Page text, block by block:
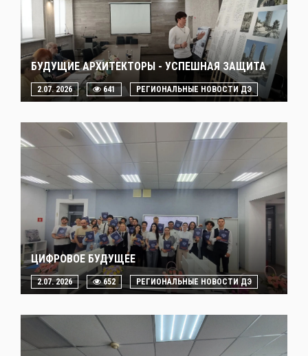
БУДУЩИЕ АРХИТЕКТОРЫ - УСПЕШНАЯ ЗАЩИТА
2.07. 2026 641 РЕГИОНАЛЬНЫЕ НОВОСТИ ДЭ
ЦИФРОВОЕ БУДУЩЕЕ
2.07. 2026 652 РЕГИОНАЛЬНЫЕ НОВОСТИ ДЭ